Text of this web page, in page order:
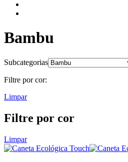
Bambu
Subcategorias
Filtre por cor:
Limpar
Filtre por cor
Limpar